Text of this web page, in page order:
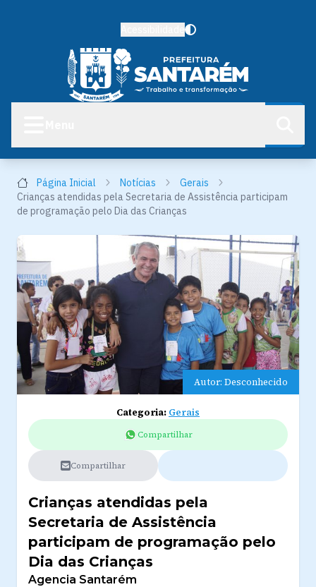
Página Inicial Notícias
Gerais
Crianças atendidas pela Secretaria de Assistência participam
de programação pelo Dia das Crianças
Autor: Desconhecido
Categoria: Gerais
Compartilhar
Compartilhar
Crianças atendidas pela
Secretaria de Assistência
participam de programação pelo
Dia das Crianças
Agencia Santarém